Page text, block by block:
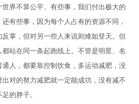
界不算公平。有些事，我们付出极大的
有些事，因为每个人占有的资源不同，
掌，但对另一些人来说则难如登天。但
站在同一条起跑线上。不管是明星、名
人，都要靠控制饮食，多运动减肥，没
对的努力减肥就一定能成功，没有减不
的胖子。